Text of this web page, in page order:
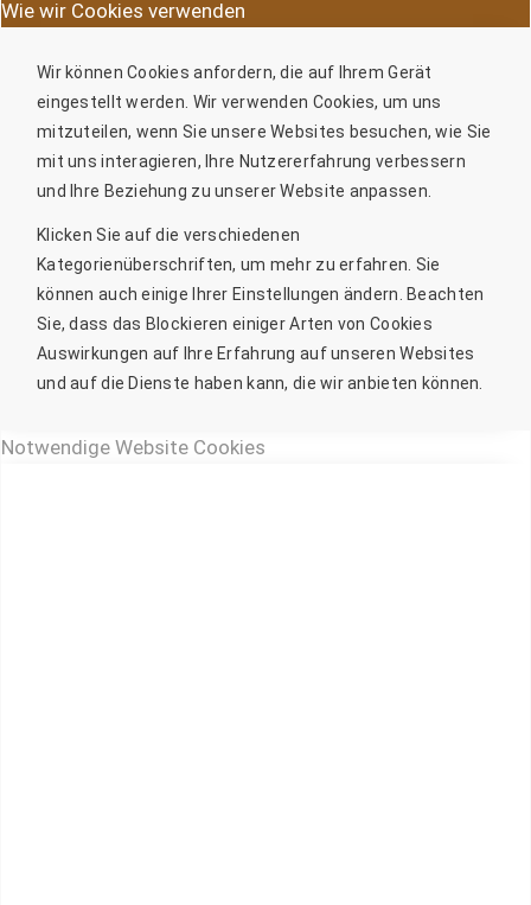
Wie wir Cookies verwenden
Wir können Cookies anfordern, die auf Ihrem Gerät
eingestellt werden. Wir verwenden Cookies, um uns
mitzuteilen, wenn Sie unsere Websites besuchen, wie Sie
mit uns interagieren, Ihre Nutzererfahrung verbessern
und Ihre Beziehung zu unserer Website anpassen.
Klicken Sie auf die verschiedenen
Kategorienüberschriften, um mehr zu erfahren. Sie
können auch einige Ihrer Einstellungen ändern. Beachten
Sie, dass das Blockieren einiger Arten von Cookies
Auswirkungen auf Ihre Erfahrung auf unseren Websites
und auf die Dienste haben kann, die wir anbieten können.
Notwendige Website Cookies